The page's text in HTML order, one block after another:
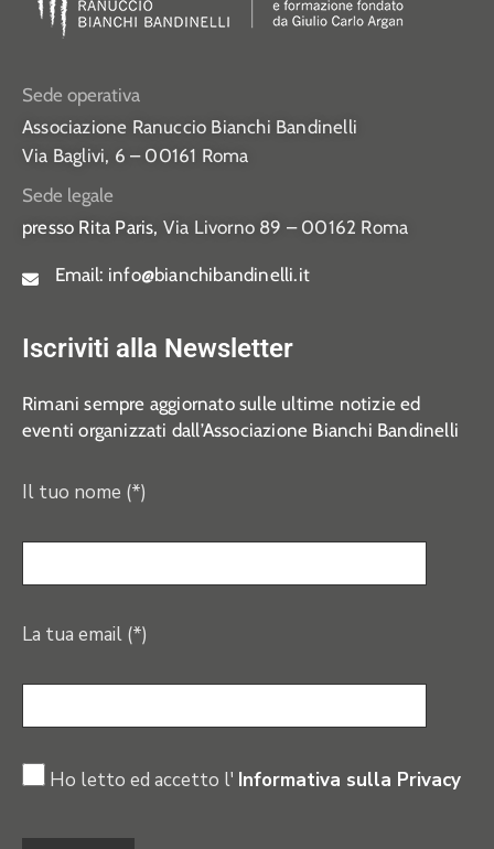
Sede operativa
Associazione Ranuccio Bianchi Bandinelli
Via Baglivi, 6 – 00161 Roma
Sede legale
presso Rita Paris, Via Livorno 89 – 00162 Roma
Email: info@bianchibandinelli.it
Iscriviti alla Newsletter
Rimani sempre aggiornato sulle ultime notizie ed
eventi organizzati dall’Associazione Bianchi Bandinelli
Il tuo nome (*)
La tua email (*)
Ho letto ed accetto l' Informativa sulla Privacy